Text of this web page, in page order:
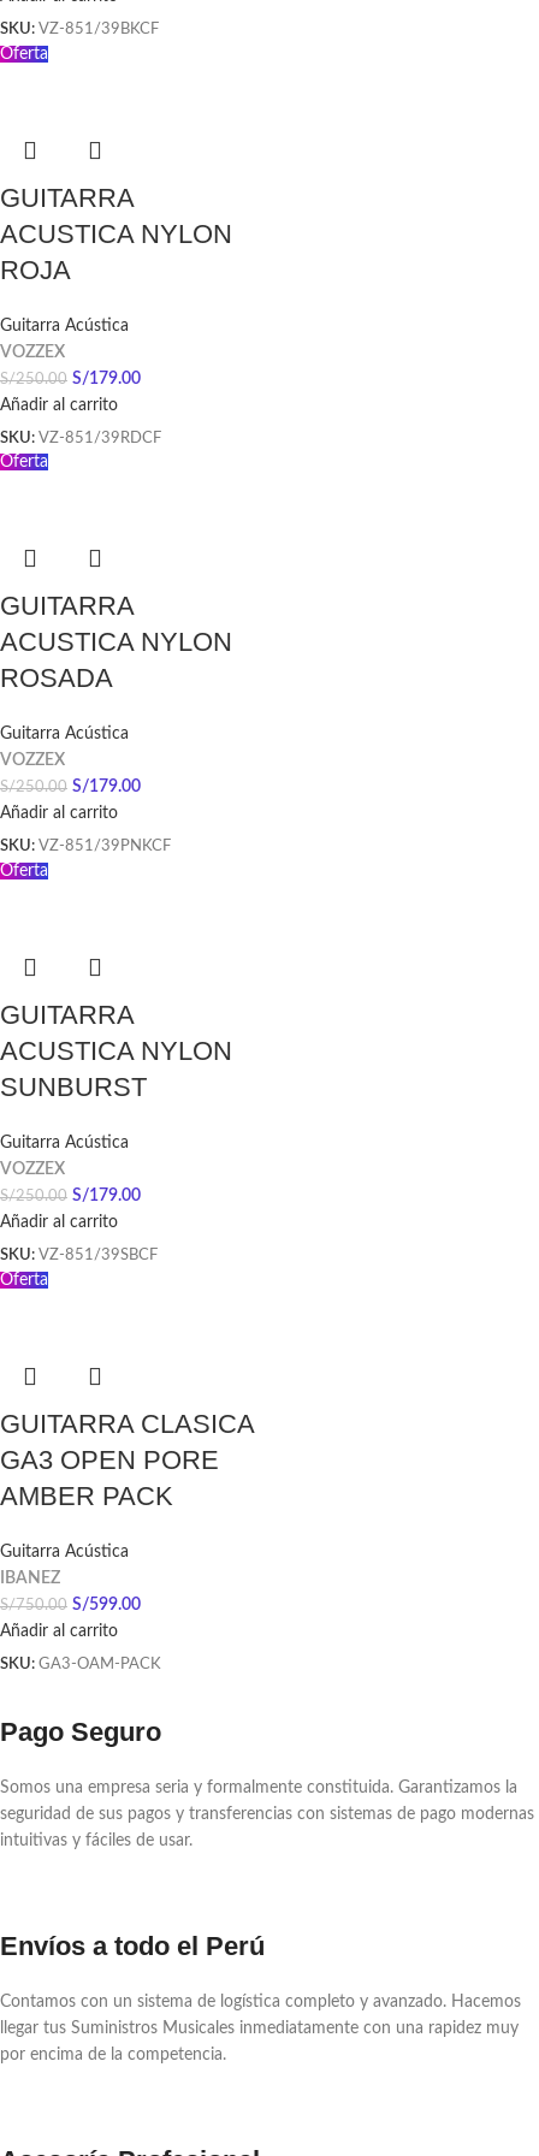
SKU: VZ-851/39BKCF
Oferta
GUITARRA
ACUSTICA NYLON
ROJA
Guitarra Acústica
VOZZEX
S/250.00 S/179.00
Añadir al carrito
SKU: VZ-851/39RDCF
Oferta
GUITARRA
ACUSTICA NYLON
ROSADA
Guitarra Acústica
VOZZEX
S/250.00 S/179.00
Añadir al carrito
SKU: VZ-851/39PNKCF
Oferta
GUITARRA
ACUSTICA NYLON
SUNBURST
Guitarra Acústica
VOZZEX
S/250.00 S/179.00
Añadir al carrito
SKU: VZ-851/39SBCF
Oferta
GUITARRA CLASICA
GA3 OPEN PORE
AMBER PACK
Guitarra Acústica
IBANEZ
S/750.00 S/599.00
Añadir al carrito
SKU: GA3-OAM-PACK
Pago Seguro
Somos una empresa seria y formalmente constituida. Garantizamos la
seguridad de sus pagos y transferencias con sistemas de pago modernas
intuitivas y fáciles de usar.
Envíos a todo el Perú
Contamos con un sistema de logística completo y avanzado. Hacemos
llegar tus Suministros Musicales inmediatamente con una rapidez muy
por encima de la competencia.